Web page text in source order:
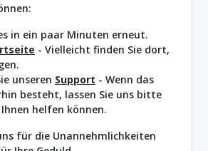
in ein paar Minuten erneut.
- Vielleicht finden Sie dort,
unseren Support - Wenn das
besteht, lassen Sie uns bitte
helfen können.
für die Unannehmlichkeiten